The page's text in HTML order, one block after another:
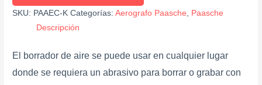
SKU: PAAEC-K Categorías:Aerografo Paasche, Paasche
Descripción
El borrador de aire se puede usar en cualquier lugar
donde se requiera un abrasivo para borrar o grabar con